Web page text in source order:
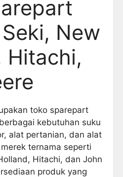
New
Hitachi,
toko sparepart
kebutuhan suku
alat pertanian, dan alat
ternama seperti
Hitachi, dan John
produk yang